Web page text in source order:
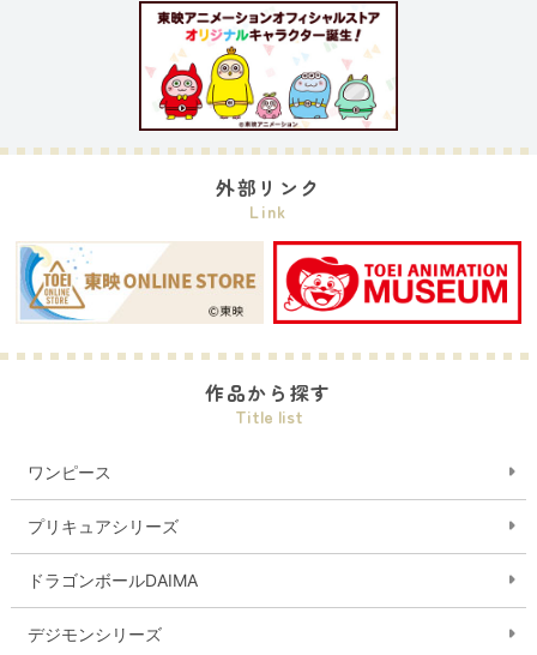
外部リンク
Link
作品から探す
Title list
ワンピース
プリキュアシリーズ
ドラゴンボールDAIMA
デジモンシリーズ